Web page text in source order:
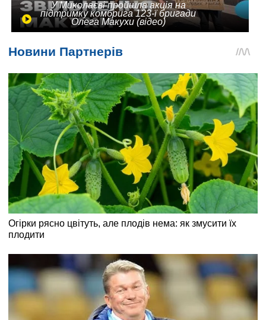
У Миколаєві пройшла акція на
підтримку комбрига 123-ї бригади
Олега Макухи (відео)